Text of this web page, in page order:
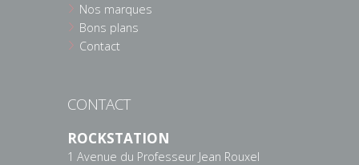
Nos marques
Bons plans
Contact
CONTACT
ROCKSTATION
1 Avenue du Professeur Jean Rouxel